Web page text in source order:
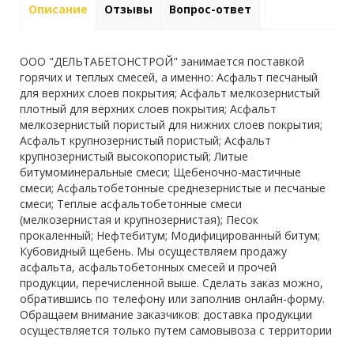
Описание Отзывы Вопрос-ответ
ООО "ДЕЛЬТАБЕТОНСТРОЙ" занимается поставкой
горячих и теплых смесей, а именно: Асфальт песчаный
для верхних слоев покрытия; Асфальт мелкозернистый
плотный для верхних слоев покрытия; Асфальт
мелкозернистый пористый для нижних слоев покрытия;
Асфальт крупнозернистый пористый; Асфальт
крупнозернистый высокопористый; Литые
битумоминеральные смеси; Щебеночно-мастичные
смеси; Асфальтобетонные среднезернистые и песчаные
смеси; Теплые асфальтобетонные смеси
(мелкозернистая и крупнозернистая); Песок
прокаленный; Нефтебитум; Модифицированный битум;
Кубовидный щебень. Мы осуществляем продажу
асфальта, асфальтобетонных смесей и прочей
продукции, перечисленной выше. Сделать заказ можно,
обратившись по телефону или заполнив онлайн-форму.
Обращаем внимание заказчиков: доставка продукции
осуществляется только путем самовывоза с территории